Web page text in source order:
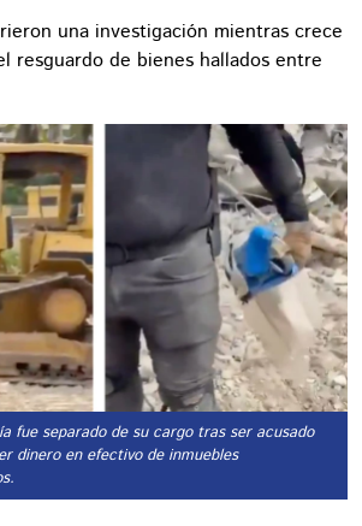
una investigación mientras crece
resguardo de bienes hallados entre
fue separado de su cargo tras ser acusado
dinero en efectivo de inmuebles